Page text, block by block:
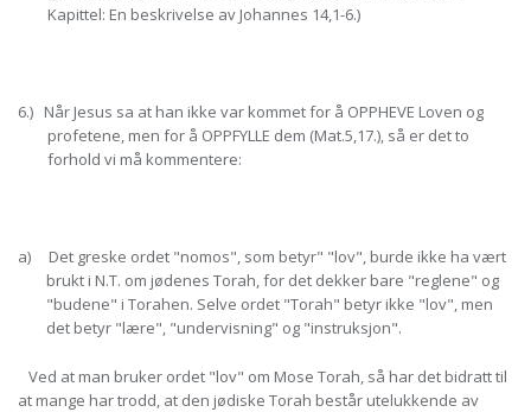
Kapittel: En beskrivelse av Johannes 14,1-6.)
6.) Når Jesus sa at han ikke var kommet for å OPPHEVE Loven og
profetene, men for å OPPFYLLE dem (Mat.5,17.), så er det to
forhold vi må kommentere:
a) Det greske ordet "nomos", som betyr" "lov", burde ikke ha vært
brukt i N.T. om jødenes Torah, for det dekker bare "reglene" og
"budene" i Torahen. Selve ordet "Torah" betyr ikke "lov", men
det betyr "lære", "undervisning" og "instruksjon".
Ved at man bruker ordet "lov" om Mose Torah, så har det bidratt til
at mange har trodd, at den jødiske Torah består utelukkende av